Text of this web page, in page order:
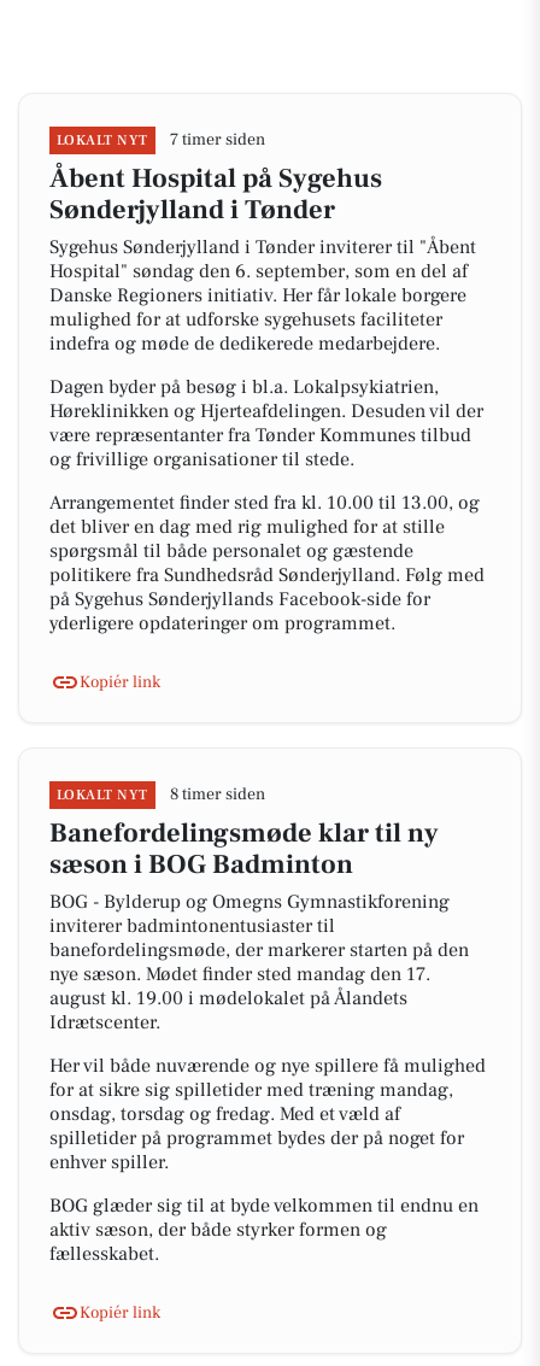
LOKALT NYT 7 timer siden
Åbent Hospital på Sygehus
Sønderjylland i Tønder
Sygehus Sønderjylland i Tønder inviterer til "Åbent
Hospital" søndag den 6. september, som en del af
Danske Regioners initiativ. Her får lokale borgere
mulighed for at udforske sygehusets faciliteter
indefra og møde de dedikerede medarbejdere.
Dagen byder på besøg i bl.a. Lokalpsykiatrien,
Høreklinikken og Hjerteafdelingen. Desuden vil der
være repræsentanter fra Tønder Kommunes tilbud
og frivillige organisationer til stede.
Arrangementet finder sted fra kl. 10.00 til 13.00, og
det bliver en dag med rig mulighed for at stille
spørgsmål til både personalet og gæstende
politikere fra Sundhedsråd Sønderjylland. Følg med
på Sygehus Sønderjyllands Facebook-side for
yderligere opdateringer om programmet.
Kopiér link
LOKALT NYT 8 timer siden
Banefordelingsmøde klar til ny
sæson i BOG Badminton
BOG - Bylderup og Omegns Gymnastikforening
inviterer badmintonentusiaster til
banefordelingsmøde, der markerer starten på den
nye sæson. Mødet finder sted mandag den 17.
august kl. 19.00 i mødelokalet på Ålandets
Idrætscenter.
Her vil både nuværende og nye spillere få mulighed
for at sikre sig spilletider med træning mandag,
onsdag, torsdag og fredag. Med et væld af
spilletider på programmet bydes der på noget for
enhver spiller.
BOG glæder sig til at byde velkommen til endnu en
aktiv sæson, der både styrker formen og
fællesskabet.
Kopiér link